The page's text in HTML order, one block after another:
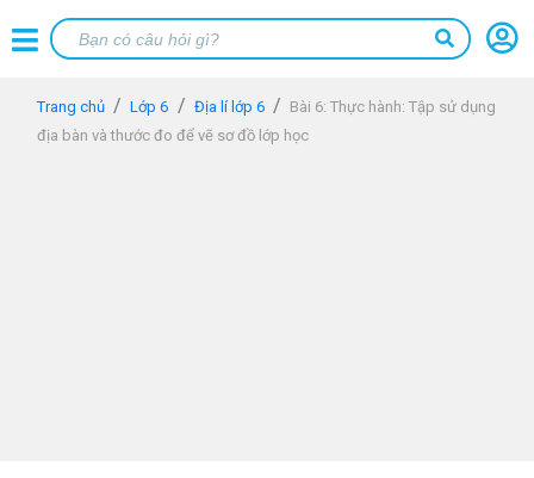
Trang chủ Lớp 6 Địa lí lớp 6
Bài 6: Thực hành: Tập sử dụng
địa bàn và thước đo để vẽ sơ đồ lớp học